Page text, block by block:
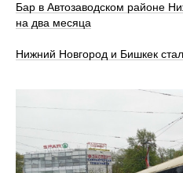
Бар в Автозаводском районе
на два месяца
Нижний Новгород и Бишкек